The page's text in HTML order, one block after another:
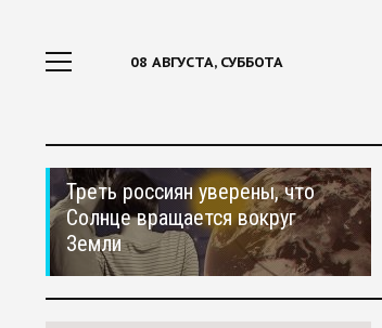
08 АВГУСТА, СУББОТА
Треть россиян уверены, что
Солнце вращается вокруг
Земли